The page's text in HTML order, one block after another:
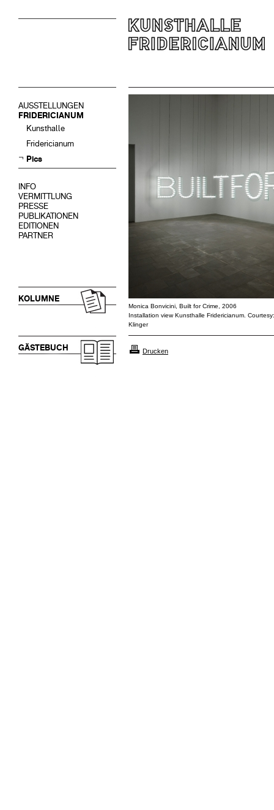
AUSSTELLUNGEN
FRIDERICIANUM
Kunsthalle
Fridericianum
Pics
INFO
VERMITTLUNG
PRESSE
PUBLIKATIONEN
EDITIONEN
PARTNER
KOLUMNE
GÄSTEBUCH
Monica Bonvicini, Built for Crime, 2006
Installation view Kunsthalle Fridericianum.
Klinger
Drucken